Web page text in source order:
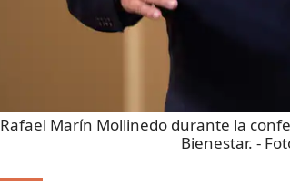
Rafael Marín Mollinedo durante la
Bienestar. -